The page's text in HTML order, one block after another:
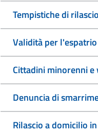
Tempistiche di rilascio
Validità per l'espatrio
Cittadini minorenni
Denuncia di
Rilascio a domicilio